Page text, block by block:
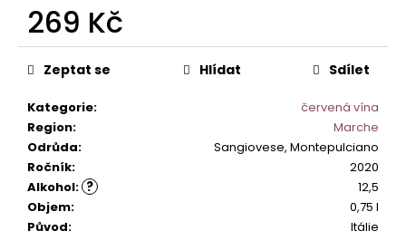
269 Kč
Měrná
cena:
Kategorie:
červená vína
Region:
Marche
Odrůda:
Sangiovese, Montepulciano
Ročník: 2020
?
Alkohol:
12,5
Objem:
0,75 l
Původ: Itálie
Zeptat se Hlídat Sdílet
D
o
o
u
č
u
e